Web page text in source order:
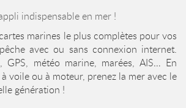
indispensable en mer !
marines le plus complètes pour vos
avec ou sans connexion internet.
GPS, météo marine, marées, AIS… En
voile ou à moteur, prenez la mer avec le
génération !